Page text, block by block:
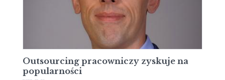
Outsourcing pracowniczy zyskuje na
popularności